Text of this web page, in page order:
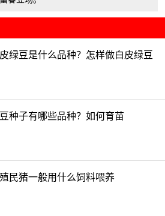
绿豆是什么品种？怎样做白皮绿豆
种子有哪些品种？如何育苗
民猪一般用什么饲料喂养